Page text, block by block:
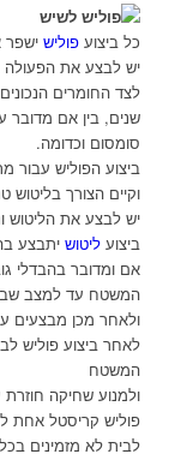
כל ביצוע פולישישפר
יש לבצע את הפעולה
לצד החומרים
שנים, בין אם מדובר
סומסום וכדומה.
ביצוע הפוליש
וקיים הצורך בליטוש
יש לבצע את הליטוש
ביצוע ליטושיתבצע
אם ומדובר בהבדלי
המשטח עד למצב
ולאחר מכן מבצעים
לאחר ביצוע פוליש
המשטח
ולמנוע שחיקה חוזרת
פוליש קריסטל אחת
לבית לא מזמינים